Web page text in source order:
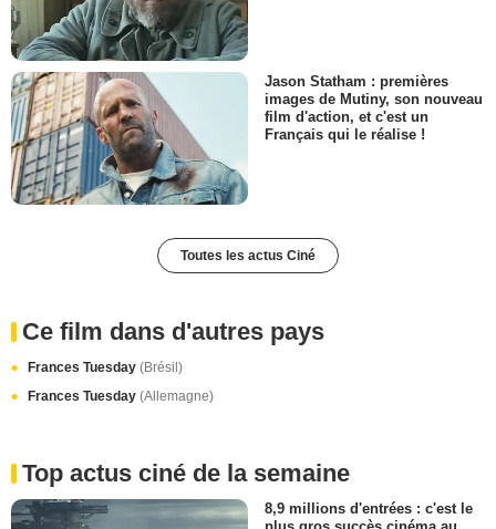
Jason Statham : premières
images de Mutiny, son nouveau
film d'action, et c'est un
Français qui le réalise !
Toutes les actus Ciné
Ce film dans d'autres pays
Frances Tuesday (Brésil)
Frances Tuesday (Allemagne)
Top actus ciné de la semaine
8,9 millions d'entrées : c'est le